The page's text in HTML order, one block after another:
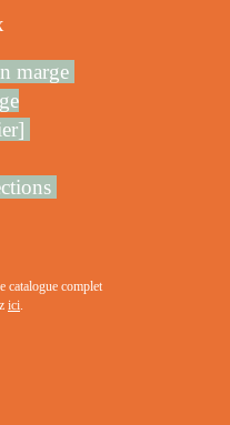
marge
catalogue complet
ici